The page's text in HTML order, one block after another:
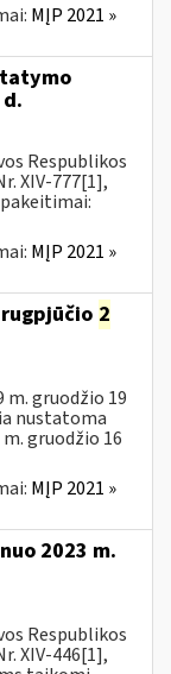
MĮP 2021 »
Respublikos
XIV-777[1],
pakeitimai:
MĮP 2021 »
rugpjūčio 2
gruodžio 19
nustatoma
gruodžio 16
MĮP 2021 »
2023 m.
Respublikos
XIV-446[1],